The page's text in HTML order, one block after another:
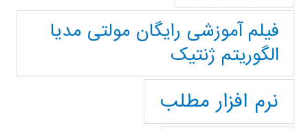
فیلم آموزشی رایگان مولتی مدیا
الگوریتم ژنتیک
نرم افزار مطلب